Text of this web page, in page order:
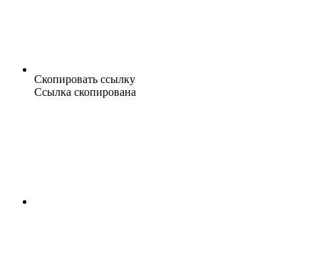
Скопировать ссылку
Ссылка скопирована